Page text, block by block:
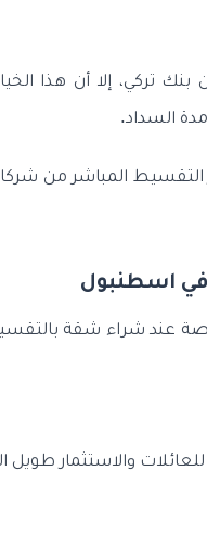
إلا أن هذا
السداد.
التقسيط المباشر من
اسطنبول
عند شراء شقة
والاستثمار طويل